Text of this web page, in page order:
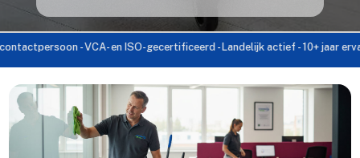
- VCA- en ISO-gecertificeerd - Landelijk actief - 10+ jaar ervaring -